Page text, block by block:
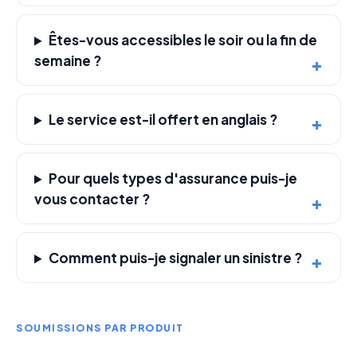
Êtes-vous accessibles le soir ou la fin de
semaine ?
Le service est-il offert en anglais ?
Pour quels types d'assurance puis-je
vous contacter ?
Comment puis-je signaler un sinistre ?
SOUMISSIONS PAR PRODUIT